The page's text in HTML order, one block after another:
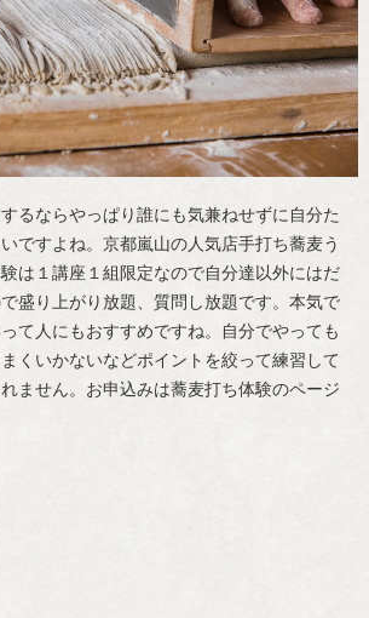
るならやっぱり誰にも気兼ねせずに自分た
ですよね。京都嵐山の人気店手打ち蕎麦う
は１講座１組限定なので自分達以外にはだ
盛り上がり放題、質問し放題です。本気で
て人にもおすすめですね。自分でやっても
くいかないなどポイントを絞って練習して
ません。お申込みは蕎麦打ち体験のページ